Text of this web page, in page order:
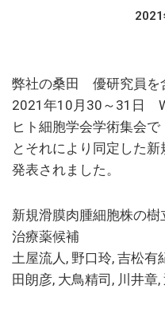
2021
弊社の桑田 優研究員を
2021年10月30～31日
ヒト細胞学会学術集会
とそれにより同定した
発表されました。
新規滑膜肉腫細胞株の
治療薬候補
土屋流人, 野口玲, 吉松有
田朗彦, 大鳥精司, 川井章,